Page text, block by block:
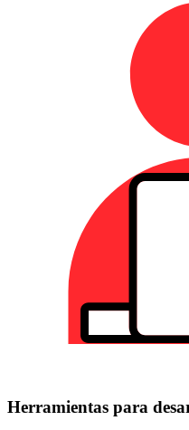
Herramientas para